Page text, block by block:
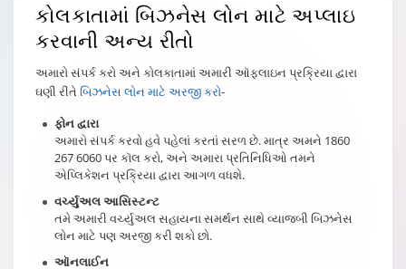
કોલકાતામાં બિઝનેસ લોન માટે અપ્લાઇ
કરવાની અન્ય રીતો
અમારો સંપર્ક કરો અને કોલકાતામાં અમારી ઑફલાઇન પ્રક્રિયા દ્વારા
ઘણી રીતે બિઝનેસ લોન માટે અરજી કરો-
ફોન દ્વારા
અમારો સંપર્ક કરવો હવે પહેલાં કરતાં સરળ છે. માત્ર અમને 1860
267 6060 પર કૉલ કરો, અને અમારા પ્રતિનિધિઓ તમને
એપ્લિકેશન પ્રક્રિયા દ્વારા આગળ વધશે.
વર્ચ્યુઅલ આસિસ્ટન્ટ
તમે અમારી વર્ચ્યુઅલ સહાયના સમર્થન સાથે વ્યાજબી બિઝનેસ
લોન માટે પણ અરજી કરી શકો છો.
ઑનલાઈન